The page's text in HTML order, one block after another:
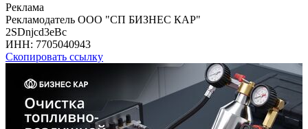
Реклама
Рекламодатель ООО "СП БИЗНЕС КАР"
2SDnjcd3eBc
ИНН: 7705040943
Скопировать ссылку